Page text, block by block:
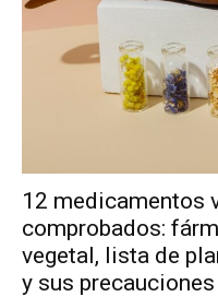
12 medicamentos
comprobados:
vegetal, lista de
y sus precauciones